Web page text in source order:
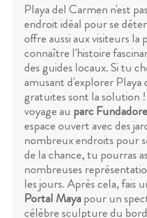
Playa del Carmen n'est
endroit idéal pour se
offre aussi aux visiteurs la
connaître l'histoire
des guides locaux. Si tu
amusant d'explorer Playa
gratuites sont la solution
voyage au parc
espace ouvert avec des
nombreux endroits pour
de la chance, tu pourras
nombreuses
les jours. Après cela, fais
Portal Mayapour un
célèbre sculpture du